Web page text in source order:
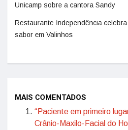
Unicamp sobre a cantora Sandy
Restaurante Independência
sabor em Valinhos
MAIS COMENTADOS
“Paciente em primeiro
Crânio-Maxilo-Facial do